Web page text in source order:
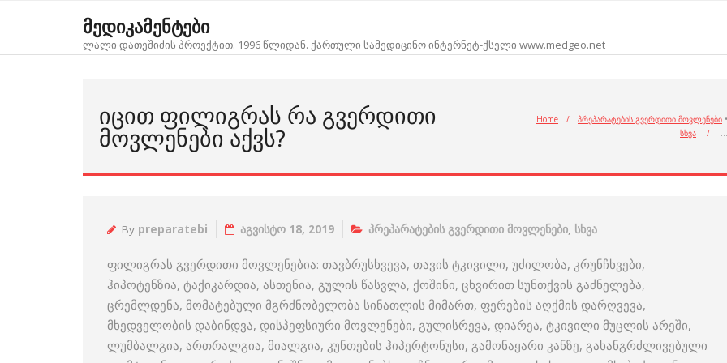
მედიკამენტები
ლალი დათეშიძის პროექტით. 1996 წლიდან. ქართული სამედიცინო ინტერნეტ-ქსელი www.medgeo.net
ᲘᲪᲘᲗ ᲤᲘᲚᲘᲒᲠᲐᲡ ᲠᲐ ᲒᲕᲔᲠᲓᲘᲗᲘ
ᲛᲝᲕᲚᲔᲜᲔᲑᲘ ᲐᲥᲕᲡ?
Home / პრეპარატების გვერდითი მოვლენები •
სხვა
/ …
By preparatebi აგვისტო 18, 2019 პრეპარატების გვერდითი მოვლენები, სხვა
ფილიგრას გვერდითი მოვლენებია: თავბრუსხვევა, თავის ტკივილი, უძილობა, კრუნჩხვები,
ჰიპოტენზია, ტაქიკარდია, ასთენია, გულის წასვლა, ქოშინი, ცხვირით სუნთქვის გაძნელება,
ცრემლდენა, მომატებული მგრძნობელობა სინათლის მიმართ, ფერების აღქმის დარღვევა,
მხედველობის დაბინდვა, დისპეფსიური მოვლენები, გულისრევა, დიარეა, ტკივილი მუცლის არეში,
ლუმბალგია, ართრალგია, მიალგია, კუნთების ჰიპერტონუსი, გამონაყარი კანზე, გახანგრძლივებული